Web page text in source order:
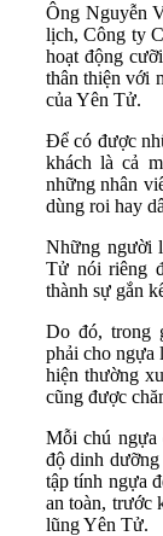
Ông Nguyễn
lịch, Công ty
hoạt động
thân thiện với
của Yên Tử.
Để có được
khách là cả
những nhân
dùng roi hay
Những người
Tử nói riêng
thành sự gắn
Do đó, trong
phải cho ngựa
hiện thường
cũng được
Mỗi chú ngựa
độ dinh dưỡng
tập tính ngựa
an toàn, trước
lũng Yên Tử.